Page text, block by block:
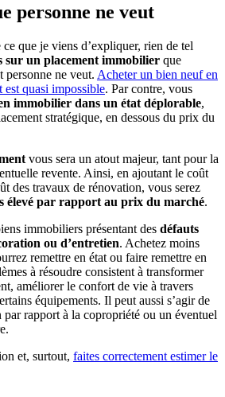
personne ne veut
que je viens d’expliquer, rien de tel
sur un placement immobilier que
personne ne veut. Acheter un bien neuf en
est quasi impossible. Par contre, vous
immobilier dans un état déplorable,
stratégique, en dessous du prix du
vous sera un atout majeur, tant pour la
revente. Ainsi, en ajoutant le coût
des travaux de rénovation, vous serez
élevé par rapport au prix du marché.
immobiliers présentant des défauts
ou d’entretien. Achetez moins
remettre en état ou faire remettre en
à résoudre consistent à transformer
améliorer le confort de vie à travers
équipements. Il peut aussi s’agir de
rapport à la copropriété ou un éventuel
et, surtout, faites correctement estimer le